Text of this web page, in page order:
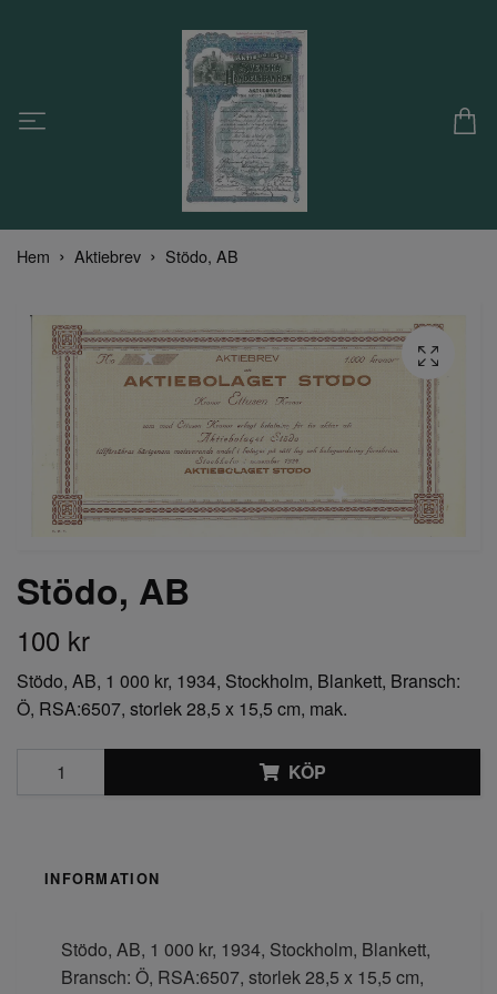
Hem Aktiebrev Stödo, AB
Stödo, AB
100 kr
Stödo, AB, 1 000 kr, 1934, Stockholm, Blankett, Bransch:
Ö, RSA:6507, storlek 28,5 x 15,5 cm, mak.
KÖP
INFORMATION
Stödo, AB, 1 000 kr, 1934, Stockholm, Blankett,
Bransch: Ö, RSA:6507, storlek 28,5 x 15,5 cm,